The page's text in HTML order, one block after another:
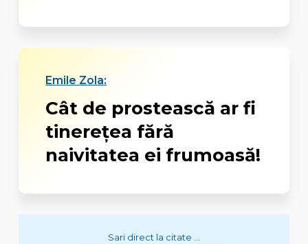
Emile Zola:
Cât de prostească ar fi
tinereţea fără
naivitatea ei frumoasă!
Sari direct la citate ...